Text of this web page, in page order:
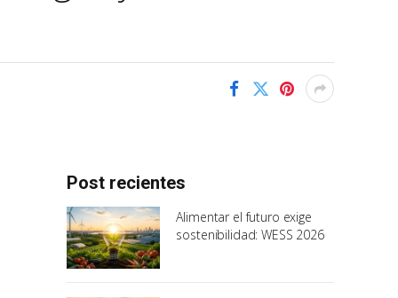
Post recientes
Alimentar el futuro exige
sostenibilidad: WESS 2026